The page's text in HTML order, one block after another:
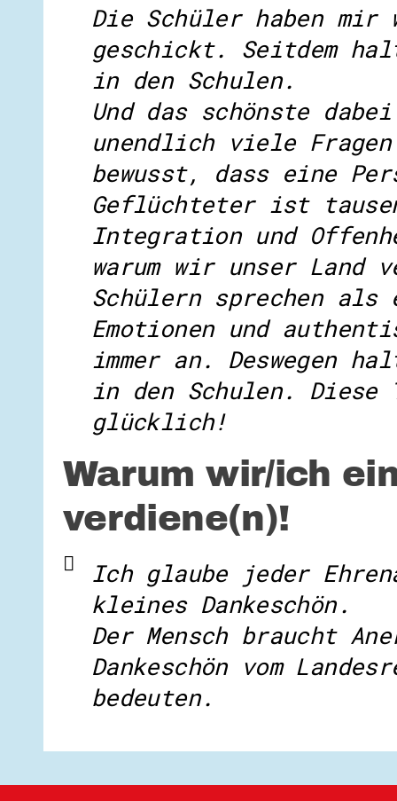
Die Schüler haben mir
geschickt. Seitdem
in den Schulen.
Und das schönste
unendlich viele
bewusst, dass eine
Geflüchteter ist
Integration und
warum wir unser Land
Schülern sprechen
Emotionen und
immer an. Deswegen
in den Schulen. Diese
glücklich!
Warum wir/ich
verdiene(n)!
Ich glaube jeder
kleines Dankeschön.
Der Mensch braucht
Dankeschön vom
bedeuten.